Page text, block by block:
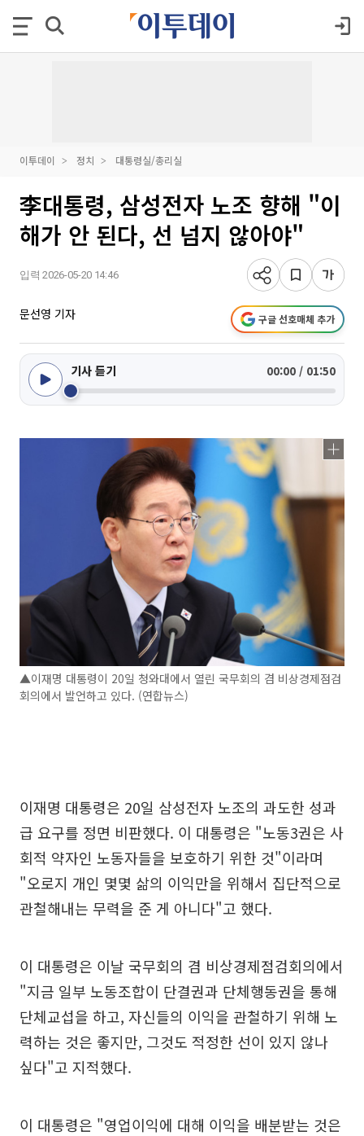
이투데이 정치 대통령실/총리실
李대통령, 삼성전자 노조 향해 "이
해가 안 된다, 선 넘지 않아야"
입력 2026-05-20 14:46
문선영 기자 구글 선호매체 추가
기사 듣기 00:00 / 01:50
▲이재명 대통령이 20일 청와대에서 열린 국무회의 겸 비상경제점검
회의에서 발언하고 있다. (연합뉴스)
이재명 대통령은 20일 삼성전자 노조의 과도한 성과
급 요구를 정면 비판했다. 이 대통령은 "노동3권은 사
회적 약자인 노동자들을 보호하기 위한 것"이라며
"오로지 개인 몇몇 삶의 이익만을 위해서 집단적으로
관철해내는 무력을 준 게 아니다"고 했다.
이 대통령은 이날 국무회의 겸 비상경제점검회의에서
"지금 일부 노동조합이 단결권과 단체행동권을 통해
단체교섭을 하고, 자신들의 이익을 관철하기 위해 노
력하는 것은 좋지만, 그것도 적정한 선이 있지 않나
싶다"고 지적했다.
이 대통령은 "영업이익에 대해 이익을 배분받는 것은